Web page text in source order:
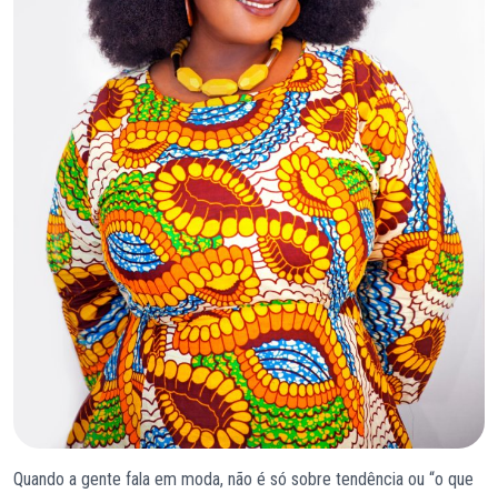
Quando a gente fala em moda, não é só sobre tendência ou “o que